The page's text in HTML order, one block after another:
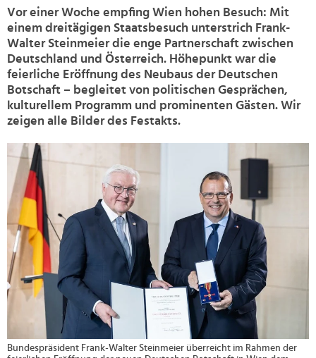
Vor einer Woche empfing Wien hohen Besuch: Mit
einem dreitägigen Staatsbesuch unterstrich Frank-
Walter Steinmeier die enge Partnerschaft zwischen
Deutschland und Österreich. Höhepunkt war die
feierliche Eröffnung des Neubaus der Deutschen
Botschaft – begleitet von politischen Gesprächen,
kulturellem Programm und prominenten Gästen. Wir
zeigen alle Bilder des Festakts.
Bundespräsident Frank-Walter Steinmeier überreicht im Rahmen der